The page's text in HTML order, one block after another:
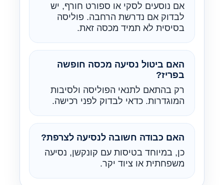
אם נוסעים לסקי או ספורט חורף, יש
לבדוק אם נדרשת הרחבה. פוליסה
בסיסית לא תמיד מכסה זאת.
האם ביטול נסיעה מכסה חופשה
בפריז?
רק בהתאם לתנאי הפוליסה ולסיבות
המוגדרות. כדאי לבדוק לפני רכישה.
האם כבודה חשובה לנסיעה לצרפת?
כן, במיוחד בטיסות עם קונקשן, נסיעה
משפחתית או ציוד יקר.